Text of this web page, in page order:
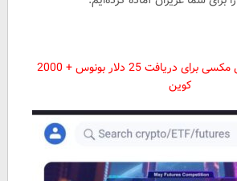
لینک ورود به صرافی مکسی برای دریافت 25 دلار بونوس + 2000
کوین